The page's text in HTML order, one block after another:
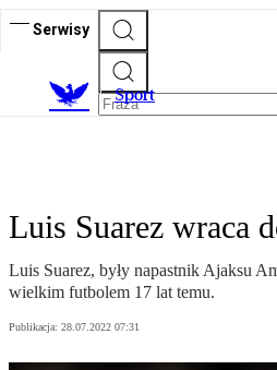
Serwisy
Sport
Luis Suarez wraca
Luis Suarez, były napastnik Ajaksu
wielkim futbolem 17 lat temu.
Publikacja: 28.07.2022 07:31